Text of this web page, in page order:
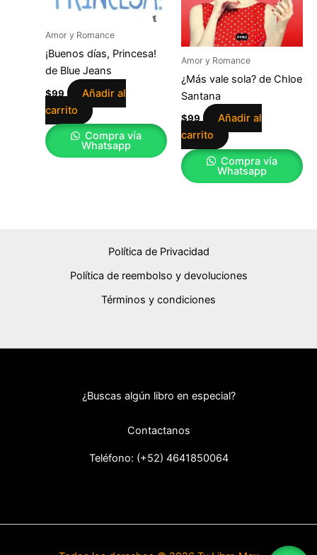
Amor y Romance
¡Buenos días, Princesa!
de Blue Jeans
$99
Añadir al
carrito
Compra vía
Whatsapp
Amor y Romance
¿Más vale sola? de Chloe
Santana
$99
Añadir al
carrito
Compra vía
Whatsapp
Política de Privacidad
Política de reembolso y devoluciones
Términos y condiciones
¿Buscas algún libro en especial?
Contactanos
Teléfono: (+52) 4641850064